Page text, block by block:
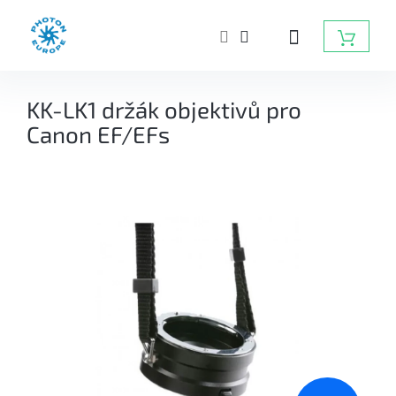
KOŠÍK
SVĚTLA
DO
FOTOATELIÉRU
KK-LK1 držák objektivů pro
Canon EF/EFs